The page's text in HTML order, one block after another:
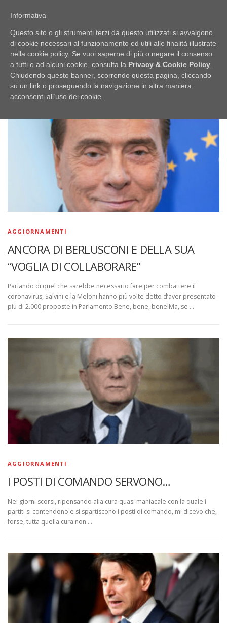
PUBBLICI IMBROGLIONI
HOME LO SCAFFALE NOTIZIE
UFFICIO STAMPA
TAG:GIUSEPPE CONTE
AGGIORNAMENTI
ANCORA DI BERLUSCONI E DELLA SUA
“VOGLIA DI COLLABORARE”
Parlando di quel che sarebbe necessario fare per combattere il
coronavirus, Salvini e la Meloni hanno più volte detto d’aver presentato
più di 2.000 proposte in Parlamento.Bene, bene, bene!Ma, se …
AGGIORNAMENTI
I POSTI DI COMANDO SERVONO…
Nei giorni scorsi, ripensando alla cura quasi maniacale con la quale i
partiti si contendono e si spartiscono i posti di comando, mi dicevo che,
forse, tutta quella cura non …
Informativa
Questo sito o gli strumenti terzi da questo utilizzati si avvalgono
di cookie necessari al funzionamento ed utili alle finalità illustrate
nella cookie policy. Se vuoi saperne di più o negare il consenso
a tutti o ad alcuni cookie, consulta la Privacy & Cookie Policy
Chiudendo questo banner, scorrendo questa pagina, cliccando
su un link o proseguendo la navigazione in altra maniera,
acconsenti all’uso dei cookie.